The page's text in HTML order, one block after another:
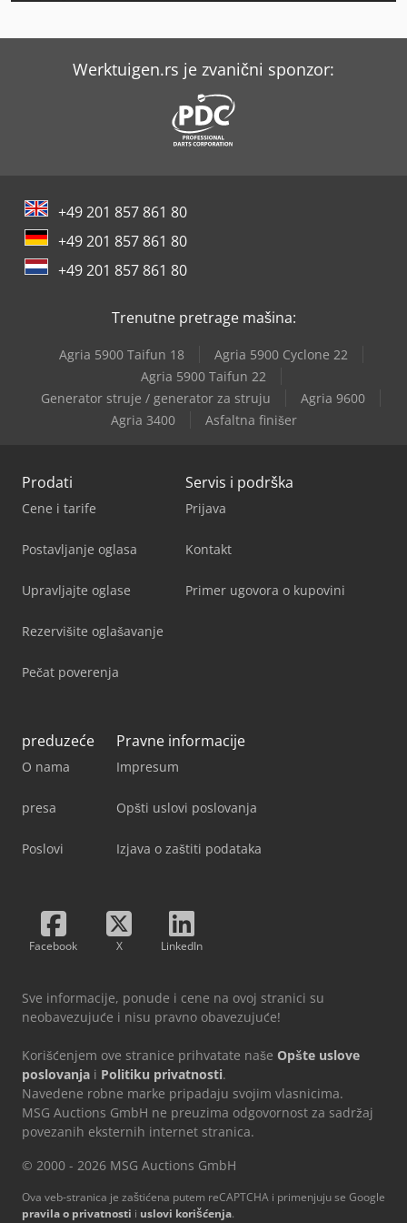
Kaeser Sxc 8
Kaeser Tah 7
Kaeser Tb 19
Kaeser Tbh 14
Kaeser Tc 44
Kaeser Tf 230
Werktuigen.rs je zvanični sponzor:
+49 201 857 861 80
+49 201 857 861 80
+49 201 857 861 80
Trenutne pretrage mašina:
Agria 5900 Taifun 18
Agria 5900 Cyclone 22
Agria 5900 Taifun 22
Generator struje / generator za struju
Agria 9600
Agria 3400
Asfaltna finišer
Prodati
Cene i tarife
Postavljanje oglasa
Upravljajte oglase
Rezervišite oglašavanje
Pečat poverenja
Servis i podrška
Prijava
Kontakt
Primer ugovora o kupovini
preduzeće
O nama
presa
Poslovi
Pravne informacije
Impresum
Opšti uslovi poslovanja
Izjava o zaštiti podataka
Facebook X LinkedIn
Sve informacije, ponude i cene na ovoj stranici su
neobavezujuće i nisu pravno obavezujuće!
Korišćenjem ove stranice prihvatate naše Opšte uslove
poslovanja i Politiku privatnosti.
Navedene robne marke pripadaju svojim vlasnicima.
MSG Auctions GmbH ne preuzima odgovornost za sadržaj
povezanih eksternih internet stranica.
© 2000 - 2026 MSG Auctions GmbH
Ova veb-stranica je zaštićena putem reCAPTCHA i primenjuju se Google
pravila o privatnosti i uslovi korišćenja.